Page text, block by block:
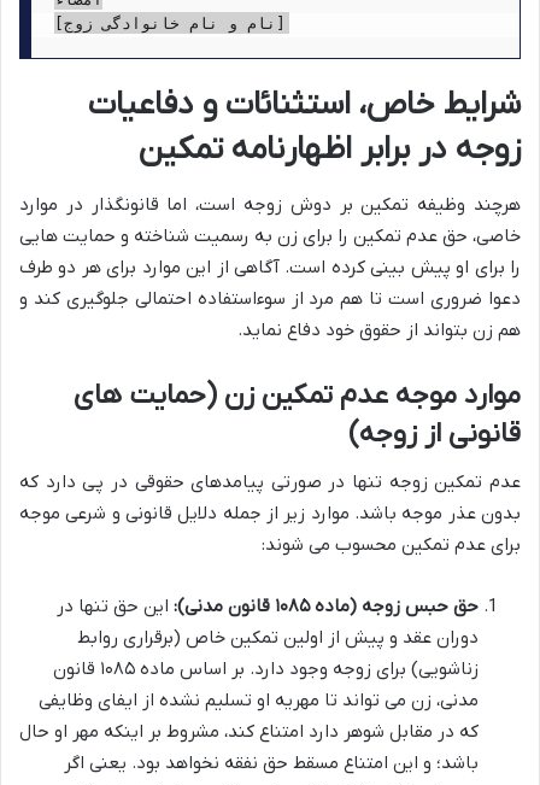
شرایط خاص، استثنائات و دفاعیات
زوجه در برابر اظهارنامه تمکین
هرچند وظیفه تمکین بر دوش زوجه است، اما قانونگذار در موارد
خاصی، حق عدم تمکین را برای زن به رسمیت شناخته و حمایت هایی
را برای او پیش بینی کرده است. آگاهی از این موارد برای هر دو طرف
دعوا ضروری است تا هم مرد از سوءاستفاده احتمالی جلوگیری کند و
هم زن بتواند از حقوق خود دفاع نماید.
موارد موجه عدم تمکین زن (حمایت های
قانونی از زوجه)
عدم تمکین زوجه تنها در صورتی پیامدهای حقوقی در پی دارد که
بدون عذر موجه باشد. موارد زیر از جمله دلایل قانونی و شرعی موجه
برای عدم تمکین محسوب می شوند:
حق حبس زوجه (ماده ۱۰۸۵ قانون مدنی):
این حق تنها در
دوران عقد و پیش از اولین تمکین خاص (برقراری روابط
زناشویی) برای زوجه وجود دارد. بر اساس ماده ۱۰۸۵ قانون
مدنی، زن می تواند تا مهریه او تسلیم نشده از ایفای وظایفی
که در مقابل شوهر دارد امتناع کند، مشروط بر اینکه مهر او حال
باشد؛ و این امتناع مسقط حق نفقه نخواهد بود. یعنی اگر